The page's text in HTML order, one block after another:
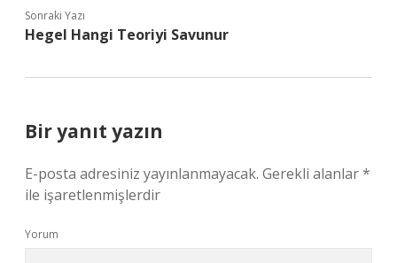
Sonraki Yazı
Hegel Hangi Teoriyi Savunur
Bir yanıt yazın
E-posta adresiniz yayınlanmayacak. Gerekli alanlar*
ile işaretlenmişlerdir
Yorum